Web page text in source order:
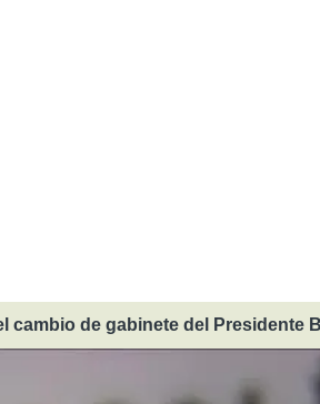
cambio de gabinete del Presidente